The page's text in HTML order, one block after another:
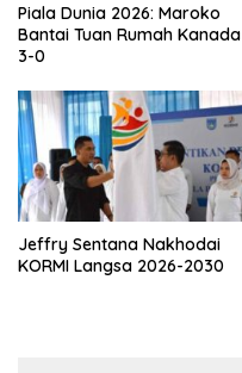
Piala Dunia 2026: Maroko
Bantai Tuan Rumah Kanada
3-0
Jeffry Sentana Nakhodai
KORMI Langsa 2026-2030